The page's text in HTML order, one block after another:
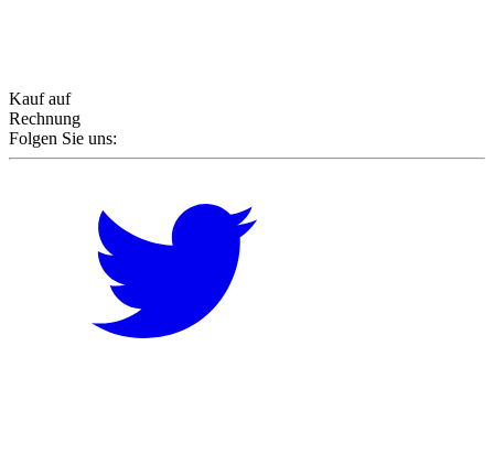
Kauf auf
Rechnung
Folgen Sie uns: